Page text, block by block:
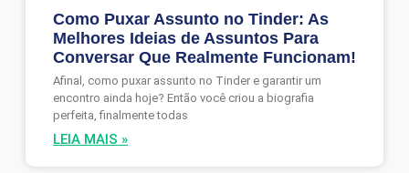
Como Puxar Assunto no Tinder: As
Melhores Ideias de Assuntos Para
Conversar Que Realmente Funcionam!
Afinal, como puxar assunto no Tinder e garantir um
encontro ainda hoje? Então você criou a biografia
perfeita, finalmente todas
LEIA MAIS »